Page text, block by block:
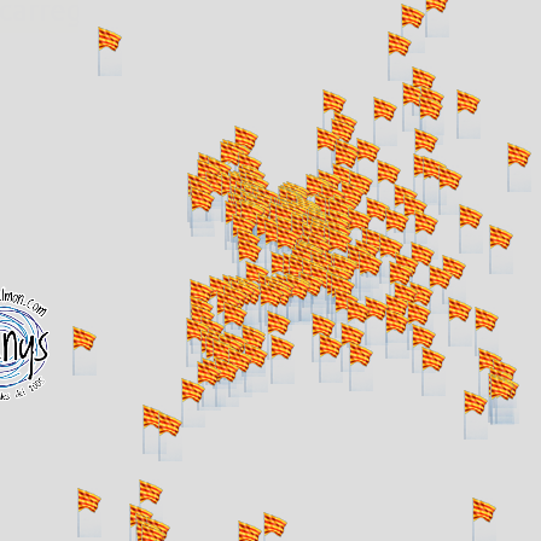
484 webs... un moment si us